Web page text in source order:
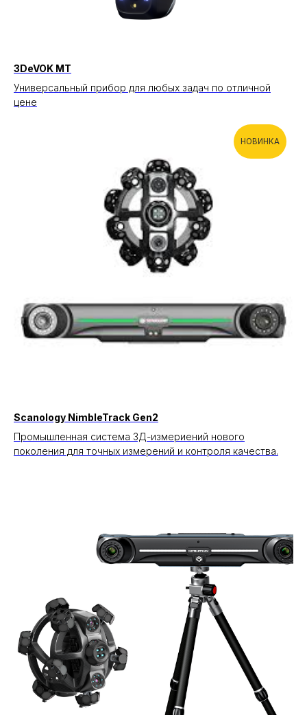
3DeVOK MT
Универсальный прибор для любых задач по отличной
цене
НОВИНКА
Scanology NimbleTrack Gen2
Промышленная система 3Д-измериений нового
поколения для точных измерений и контроля качества.